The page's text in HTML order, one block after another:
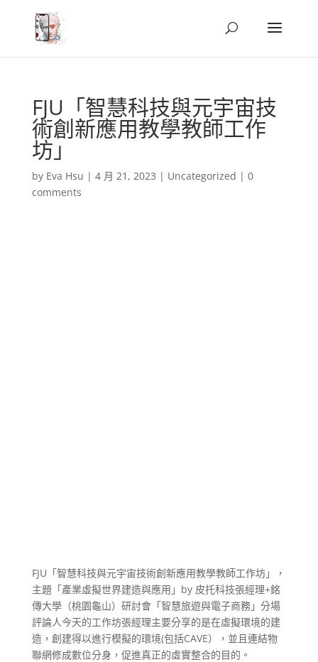
FJU「智慧科技與元宇宙技
術創新應用教學教師工作
坊」
by Eva Hsu | 4 月 21, 2023 | Uncategorized | 0
comments
FJU「智慧科技與元宇宙技術創新應用教學教師工作坊」，
主題「產業虛擬世界建造與應用」by 皮托科技張經理+銘
傳大學（桃園龜山）研討會「智慧旅遊與電子商務」分場
評論人今天的工作坊張經理主要分享的是在虛擬環境的建
造，創建得以進行模擬的環境(包括CAVE），並且連結物
聯網修成數位分身，促進真正的虛實整合的目的。